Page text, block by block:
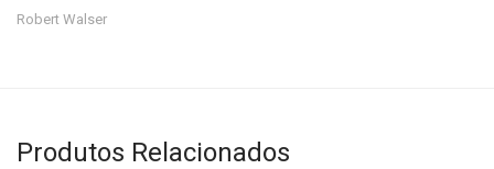
Robert Walser
Produtos Relacionados